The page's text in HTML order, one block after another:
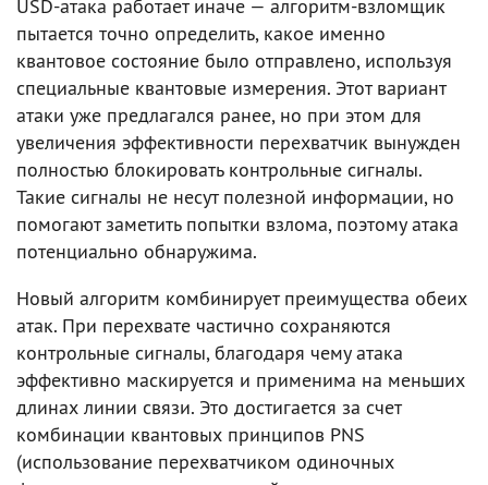
USD-атака работает иначе — алгоритм-взломщик
пытается точно определить, какое именно
квантовое состояние было отправлено, используя
специальные квантовые измерения. Этот вариант
атаки уже предлагался ранее, но при этом для
увеличения эффективности перехватчик вынужден
полностью блокировать контрольные сигналы.
Такие сигналы не несут полезной информации, но
помогают заметить попытки взлома, поэтому атака
потенциально обнаружима.
Новый алгоритм комбинирует преимущества обеих
атак. При перехвате частично сохраняются
контрольные сигналы, благодаря чему атака
эффективно маскируется и применима на меньших
длинах линии связи. Это достигается за счет
комбинации квантовых принципов PNS
(использование перехватчиком одиночных